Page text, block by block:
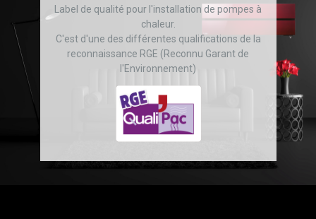
Label de qualité pour l'installation de pompes à
chaleur.
C'est d'une des différentes qualifications de la
reconnaissance RGE (Reconnu Garant de
l'Environnement)